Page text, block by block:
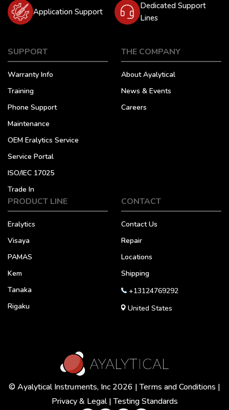
Application Support
Dedicated Support
Lines
SUPPORT
Warranty Info
Training
Phone Support
Maintenance
OEM Eralytics Service
Service Portal
ISO/IEC 17025
Trade In
THE COMPANY
About Ayalytical
News & Events
Careers
PRODUCT LINE
Eralytics
Visaya
PAMAS
Kem
Tanaka
Rigaku
CONTACT
Contact Us
Repair
Locations
Shipping
+13124769292
United States
© Ayalytical Instruments, Inc 2026 |Terms and Conditions |
Privacy & Legal|Testing Standards